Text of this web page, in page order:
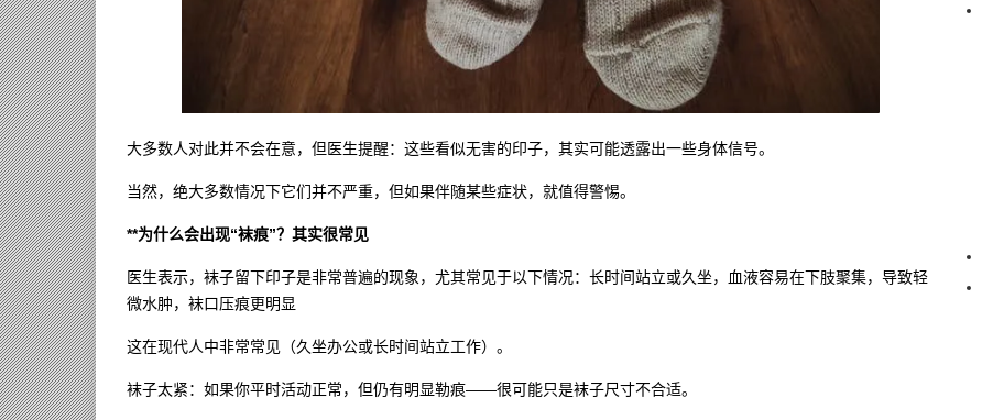
大多数人对此并不会在意，但医生提醒：这些看似无害的印子，其实可能透露出一些身体信号。
当然，绝大多数情况下它们并不严重，但如果伴随某些症状，就值得警惕。
**为什么会出现“袜痕”？其实很常见
医生表示，袜子留下印子是非常普遍的现象，尤其常见于以下情况：长时间站立或久坐，血液容易在下肢聚集，导致轻
微水肿，袜口压痕更明显
这在现代人中非常常见（久坐办公或长时间站立工作）。
袜子太紧：如果你平时活动正常，但仍有明显勒痕——很可能只是袜子尺寸不合适。